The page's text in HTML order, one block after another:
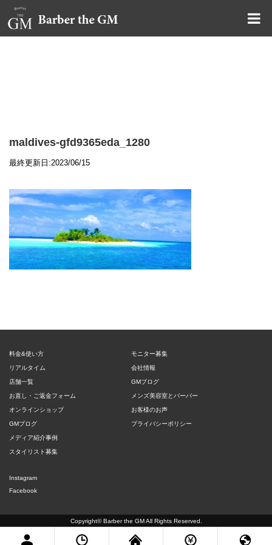
maldives-gfd9365eda_1280
最終更新日:2023/06/15
料金&使い方
リアルタイム
店舗一覧
お直し・ご返金フォーム
オンラインショップ
GMブログ
メディア紹介事例
スタイリスト募集
モニター募集
会社情報
GMブログ
メンズ美容室とバーバー
お客様のお声
プライバシーポリシー
Instagram
Facebook
Copyright©Barber the GMAll Rights Reserved.